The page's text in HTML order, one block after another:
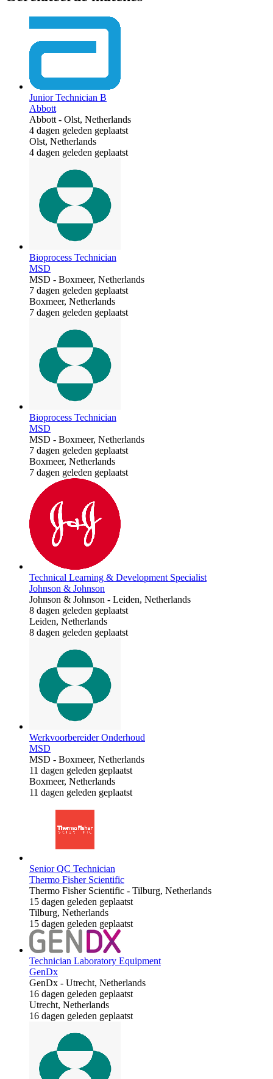
Junior Technician B
Abbott
Abbott- Olst, Netherlands
4 dagen geleden geplaatst
Olst, Netherlands
4 dagen geleden geplaatst
Bioprocess Technician
MSD
MSD - Boxmeer, Netherlands
7 dagen geleden geplaatst
Boxmeer, Netherlands
7 dagen geleden geplaatst
Bioprocess Technician
MSD
MSD - Boxmeer, Netherlands
7 dagen geleden geplaatst
Boxmeer, Netherlands
7 dagen geleden geplaatst
Technical Learning & Development Specialist
Johnson & Johnson
Johnson & Johnson - Leiden, Netherlands
8 dagen geleden geplaatst
Leiden, Netherlands
8 dagen geleden geplaatst
Werkvoorbereider Onderhoud
MSD
MSD - Boxmeer, Netherlands
11 dagen geleden geplaatst
Boxmeer, Netherlands
11 dagen geleden geplaatst
Senior QC Technician
Thermo Fisher Scientific
Thermo Fisher Scientific - Tilburg, Netherlands
15 dagen geleden geplaatst
Tilburg, Netherlands
15 dagen geleden geplaatst
Technician Laboratory Equipment
GenDx
GenDx - Utrecht, Netherlands
16 dagen geleden geplaatst
Utrecht, Netherlands
16 dagen geleden geplaatst